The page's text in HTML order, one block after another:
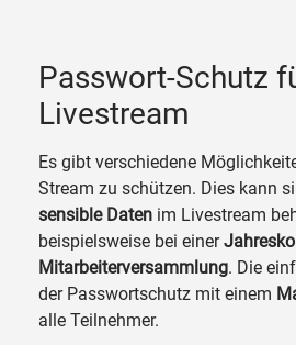
Passwort-Schutz
Livestream
Es gibt verschiedene
Stream zu schützen. Dies kann
sensible Daten im Livestream
beispielsweise bei einer
Mitarbeiterversammlung. Die
der Passwortschutz mit einem
alle Teilnehmer.